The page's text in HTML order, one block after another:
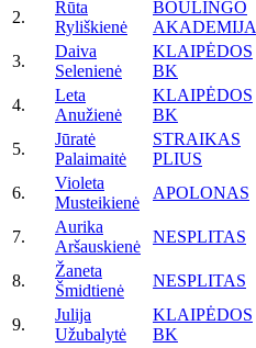
2.
Rūta
Ryliškienė
BOULINGO
AKADEMIJA
3.
Daiva
Selenienė
KLAIPĖDOS
BK
4.
Leta
Anužienė
KLAIPĖDOS
BK
5.
Jūratė
Palaimaitė
STRAIKAS
PLIUS
6.
Violeta
Musteikienė
APOLONAS
7.
Aurika
Aršauskienė
NESPLITAS
8.
Žaneta
Šmidtienė
NESPLITAS
9.
Julija
Užubalytė
KLAIPĖDOS
BK